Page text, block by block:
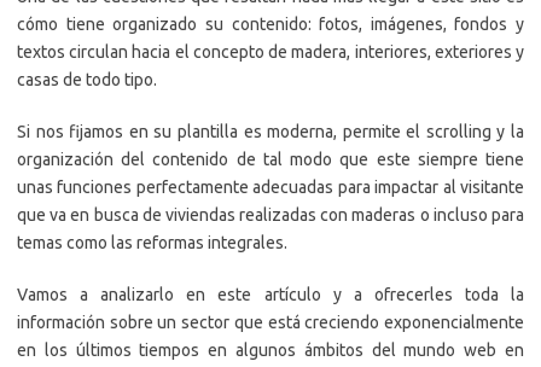
cómo tiene organizado su contenido: fotos, imágenes, fondos y
textos circulan hacia el concepto de madera, interiores, exteriores y
casas de todo tipo.
Si nos fijamos en su plantilla es moderna, permite el scrolling y la
organización del contenido de tal modo que este siempre tiene
unas funciones perfectamente adecuadas para impactar al visitante
que va en busca de viviendas realizadas con maderas o incluso para
temas como las reformas integrales.
Vamos a analizarlo en este artículo y a ofrecerles toda la
información sobre un sector que está creciendo exponencialmente
en los últimos tiempos en algunos ámbitos del mundo web en